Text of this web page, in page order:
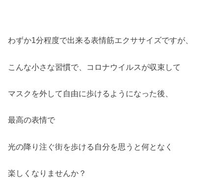
わずか1分程度で出来る表情筋エクササイズですが、
こんな小さな習慣で、コロナウイルスが収束して
マスクを外して自由に歩けるようになった後、
最高の表情で
光の降り注ぐ街を歩ける自分を思うと何となく
楽しくなりませんか？